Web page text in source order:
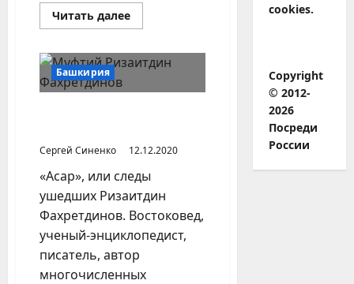
Читать далееПрочитать
больше
муфтия
Ризаитдина
к
Башкирия
Сергей Синенко
12.12.2020
«Асар», или следы
ушедших Ризаитдин
Фахретдинов. Востоковед,
ученый-энциклопедист,
писатель, автор
многочисленных
cookies.
Copyright
© 2012-
2026
Посреди
России